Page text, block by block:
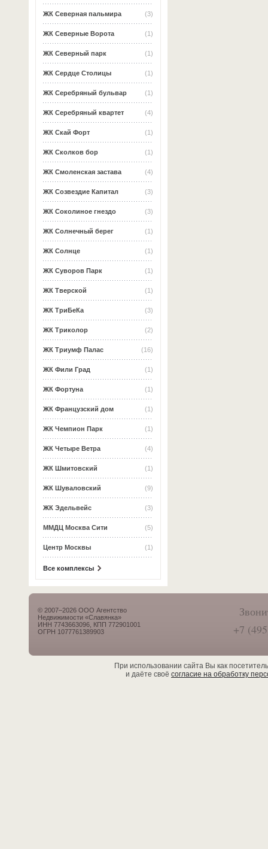
(3)
ЖК Северная пальмира
(1)
ЖК Северные Ворота
(1)
ЖК Северный парк
(1)
ЖК Сердце Столицы
(1)
ЖК Серебряный бульвар
(4)
ЖК Серебряный квартет
(1)
ЖК Скай Форт
(1)
ЖК Сколков бор
(4)
ЖК Смоленская застава
(3)
ЖК Созвездие Капитал
(3)
ЖК Соколиное гнездо
(1)
ЖК Солнечный берег
(1)
ЖК Солнце
(1)
ЖК Суворов Парк
(1)
ЖК Тверской
(3)
ЖК ТриБеКа
(2)
ЖК Триколор
(16)
ЖК Триумф Палас
(1)
ЖК Фили Град
(1)
ЖК Фортуна
(1)
ЖК Французский дом
(1)
ЖК Чемпион Парк
(4)
ЖК Четыре Ветра
(1)
ЖК Шмитовский
(9)
ЖК Шуваловский
(3)
ЖК Эдельвейс
(5)
ММДЦ Москва Сити
(1)
Центр Москвы
Все комплексы
© 2007–2026 ООО Агентство
Недвижимости «Славянка»
ИНН 7743663096, КПП 772901001
ОГРН 1077761389903
+7
При использовании сайта Вы как
и даёте своё согласие на обработку